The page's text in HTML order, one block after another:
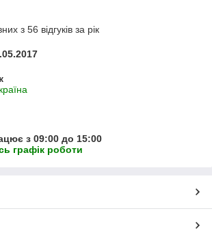
з 56 відгуків за рік
з 09:00 до 15:00
графік роботи